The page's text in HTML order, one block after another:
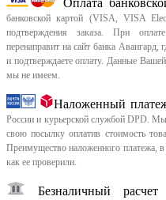
Оплата
банковской картой (VISA, VISA
подтверждения заказа. При
перенаправит на сайт банка
и подтверждаете оплату. Данные
мы не имеем.
Наложенный
России и курьерской службой DPD.
свою посылку оплатив стоимость
Преимущество наложенного платежа,
как ее проверили.
Безналичный